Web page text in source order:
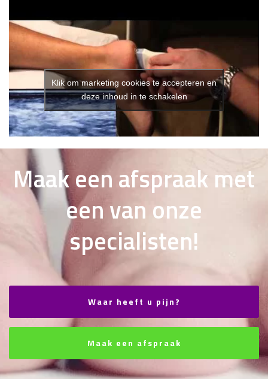
Klik om marketing cookies te accepteren en
deze inhoud in te schakelen
Maak een afspraak met
een van onze
specialisten!
Waar heeft u pijn?
Maak een afspraak